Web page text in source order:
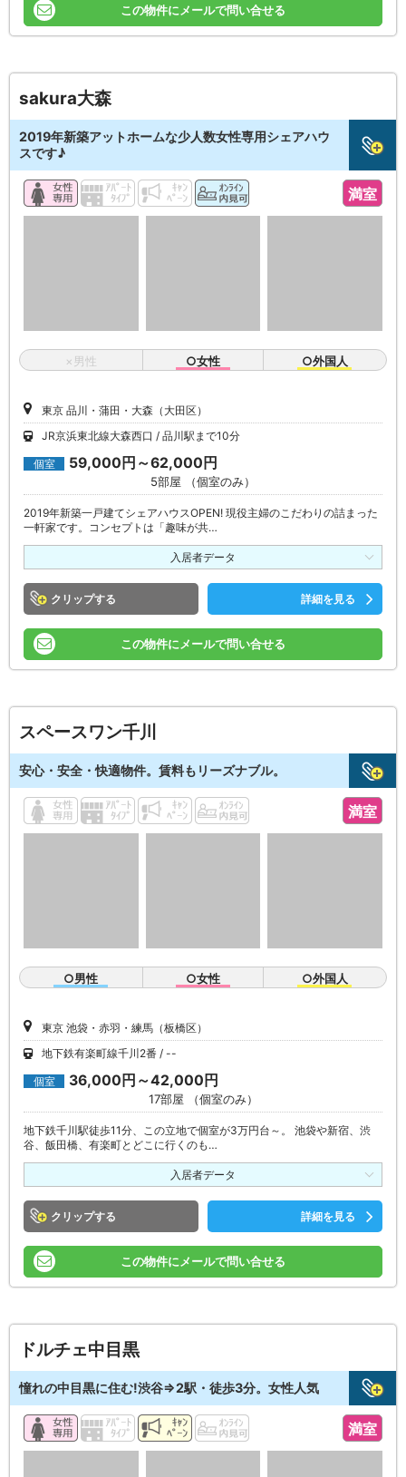
この物件にメールで問い合せる
sakura大森
2019年新築アットホームな少人数女性専用シェアハウ
スです♪
満室
×男性 ○女性 ○外国人
東京 品川・蒲田・大森（大田区）
JR京浜東北線大森西口
品川駅まで10分
個室 59,000円～62,000円
5部屋 （個室のみ）
2019年新築一戸建てシェアハウスOPEN! 現役主婦のこだわりの詰まった
一軒家です。コンセプトは「趣味が共…
入居者データ
クリップ 詳細を見る
この物件にメールで問い合せる
スペースワン千川
安心・安全・快適物件。賃料もリーズナブル。
満室
○男性 ○女性 ○外国人
東京 池袋・赤羽・練馬（板橋区）
地下鉄有楽町線千川2番
--
個室 36,000円～42,000円
17部屋 （個室のみ）
地下鉄千川駅徒歩11分、この立地で個室が3万円台～。 池袋や新宿、渋
谷、飯田橋、有楽町とどこに行くのも…
入居者データ
クリップ 詳細を見る
この物件にメールで問い合せる
ドルチェ中目黒
憧れの中目黒に住む!渋谷⇒2駅・徒歩3分。女性人気
満室